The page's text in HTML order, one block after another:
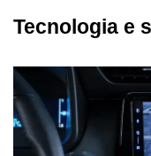
Tecnologia e